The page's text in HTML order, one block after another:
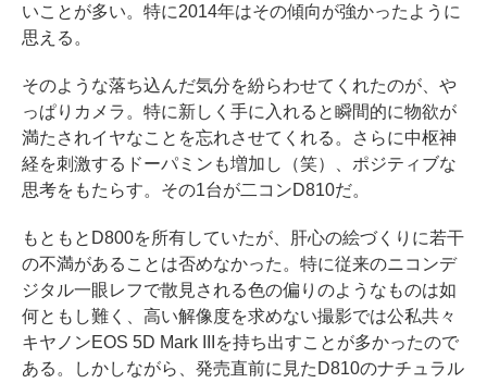
いことが多い。特に2014年はその傾向が強かったように
思える。
そのような落ち込んだ気分を紛らわせてくれたのが、や
っぱりカメラ。特に新しく手に入れると瞬間的に物欲が
満たされイヤなことを忘れさせてくれる。さらに中枢神
経を刺激するドーパミンも増加し（笑）、ポジティブな
思考をもたらす。その1台が二コンD810だ。
もともとD800を所有していたが、肝心の絵づくりに若干
の不満があることは否めなかった。特に従来のニコンデ
ジタル一眼レフで散見される色の偏りのようなものは如
何ともし難く、高い解像度を求めない撮影では公私共々
キヤノンEOS 5D Mark IIIを持ち出すことが多かったので
ある。しかしながら、発売直前に見たD810のナチュラル